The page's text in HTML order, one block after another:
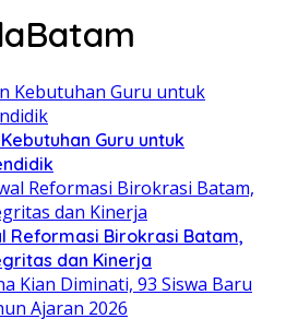
Guru untuk
Reformasi Birokrasi Batam,
dan Kinerja